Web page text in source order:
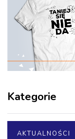
Kategorie
AKTUALNOŚCI